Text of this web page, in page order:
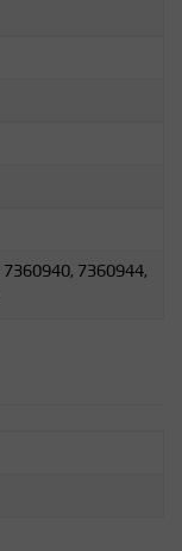
7360940, 7360944,